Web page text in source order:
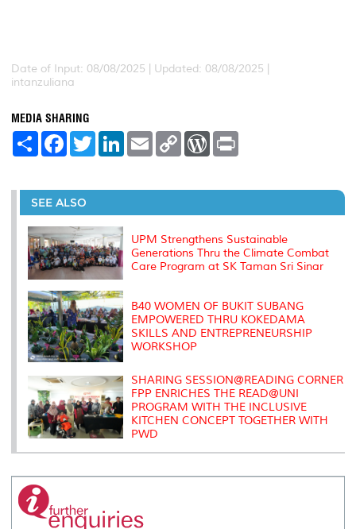
Date of Input: 08/08/2025 | Updated: 08/08/2025 |
intanzuliana
MEDIA SHARING
S
e
F
a
b
o
o
k
T
w
t
r
L
e
I
E
m
l
C
L
n
W
P
e
s
t
SEE ALSO
UPM Strengthens Sustainable
Generations Thru the Climate Combat
Care Program at SK Taman Sri Sinar
B40 WOMEN OF BUKIT SUBANG
EMPOWERED THRU KOKEDAMA
SKILLS AND ENTREPRENEURSHIP
WORKSHOP
SHARING SESSION@READING CORNER
FPP ENRICHES THE READ@UNI
PROGRAM WITH THE INCLUSIVE
KITCHEN CONCEPT TOGETHER WITH
PWD